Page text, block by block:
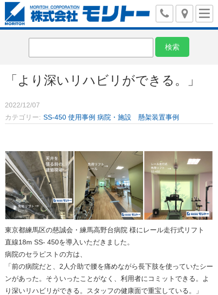
「より深いリハビリができる。」
2022/12/07
カテゴリー
SS-450 使用事例 病院・施設 懸架装置事例
東京都練馬区の慈誠会・練馬高野台病院 様にレール走行式リフト
直線18m SS- 450を導入いただきました。
病院のセラピストの方は、
「前の病院だと、2人介助で腰を痛めながら長下肢を使っていたシー
ンがあった。そういったことがなく、利用者にコミットできる。よ
り深いリハビリができる。スタッフの健康面で重宝している。」